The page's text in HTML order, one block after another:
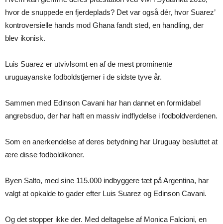
hvor de snuppede en fjerdeplads? Det var også dér, hvor Suarez’
kontroversielle hands mod Ghana fandt sted, en handling, der
blev ikonisk.
Luis Suarez er utvivlsomt en af de mest prominente
uruguayanske fodboldstjerner i de sidste tyve år.
Sammen med Edinson Cavani har han dannet en formidabel
angrebsduo, der har haft en massiv indflydelse i fodboldverdenen.
Som en anerkendelse af deres betydning har Uruguay besluttet at
ære disse fodboldikoner.
Byen Salto, med sine 115.000 indbyggere tæt på Argentina, har
valgt at opkalde to gader efter Luis Suarez og Edinson Cavani.
Og det stopper ikke der. Med deltagelse af Monica Falcioni, en